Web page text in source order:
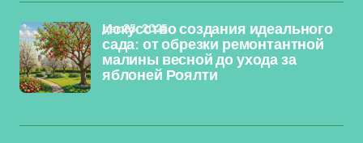
Искусство создания идеального
сада: от обрезки ремонтантной
малины весной до ухода за
яблоней Роялти
дек 25, 2025